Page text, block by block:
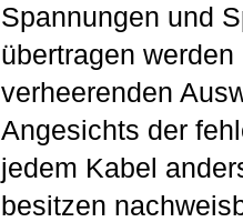
Spannungen und
übertragen
verheerenden
Angesichts der
jedem Kabel
besitzen